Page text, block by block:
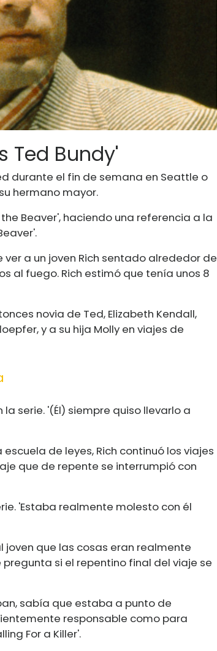
Ted Bundy'
durante el fin de semana en Seattle o
hermano mayor.
Beaver', haciendo una referencia a la
a un joven Rich sentado alrededor de
al fuego. Rich estimó que tenía unos 8
novia de Ted, Elizabeth Kendall,
y a su hija Molly en viajes de
serie. '(Él) siempre quiso llevarlo a
de leyes, Rich continuó los viajes
que de repente se interrumpió con
'Estaba realmente molesto con él
joven que las cosas eran realmente
si el repentino final del viaje se
sabía que estaba a punto de
responsable como para
For a Killer'.